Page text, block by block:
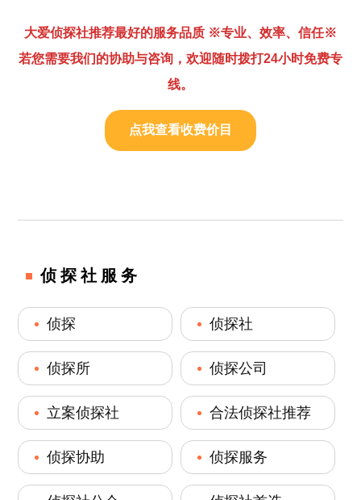
大爱侦探社推荐最好的服务品质 ※专业、效率、信任※
若您需要我们的协助与咨询，欢迎随时拨打24小时免费专
线。
点我查看收费价目
侦探社服务
侦探 侦探社
侦探所 侦探公司
立案侦探社 合法侦探社推荐
侦探协助 侦探服务